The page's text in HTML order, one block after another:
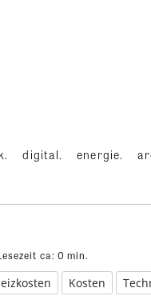
digital. energie.
ca: 0 min.
Kosten